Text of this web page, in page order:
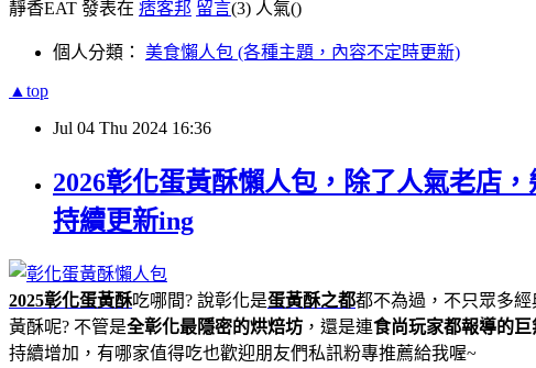
靜香EAT 發表在 痞客邦 留言(3) 人氣()
個人分類： 美食懶人包 (各種主題，內容不定時更新)
▲top
Jul 04 Thu 2024 16:36
2026彰化蛋黃酥懶人包，除了人氣老店
持續更新ing
2025彰化蛋黃酥吃哪間? 說彰化是蛋黃酥之都都不為過，不只眾多
黃酥呢? 不管是全彰化最隱密的烘焙坊 ，還是連食尚玩家都報導的
持續增加，有哪家值得吃也歡迎朋友們私訊粉專推薦給我喔~